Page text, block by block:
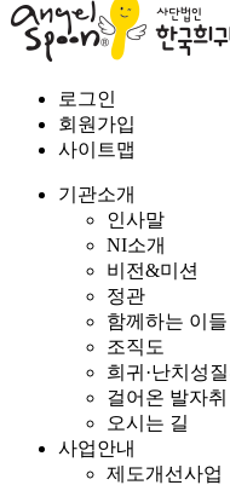
로그인
회원가입
사이트맵
기관소개
인사말
NI소개
비전&미션
정관
함께하는 이들
조직도
희귀·난치성
걸어온 발자취
오시는 길
사업안내
제도개선사업